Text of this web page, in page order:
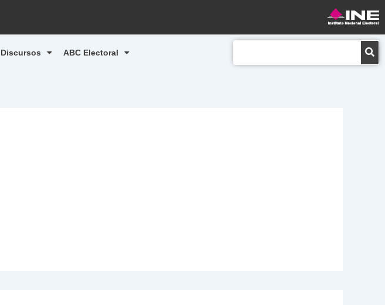
Discursos ABC Electoral